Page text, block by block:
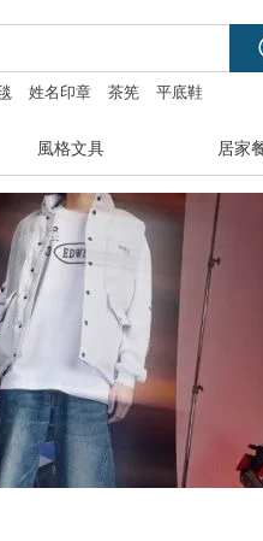
姓名印章 茶筅 平底鞋
風格文具 居家